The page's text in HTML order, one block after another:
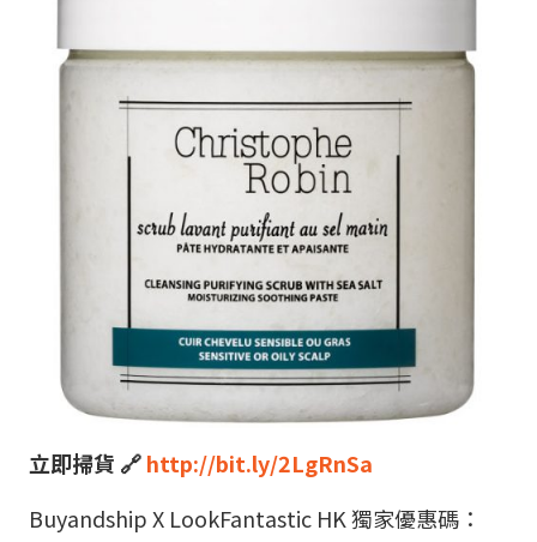
立即掃貨 🔗http://bit.ly/2LgRnSa
Buyandship X LookFantastic HK 獨家優惠碼：